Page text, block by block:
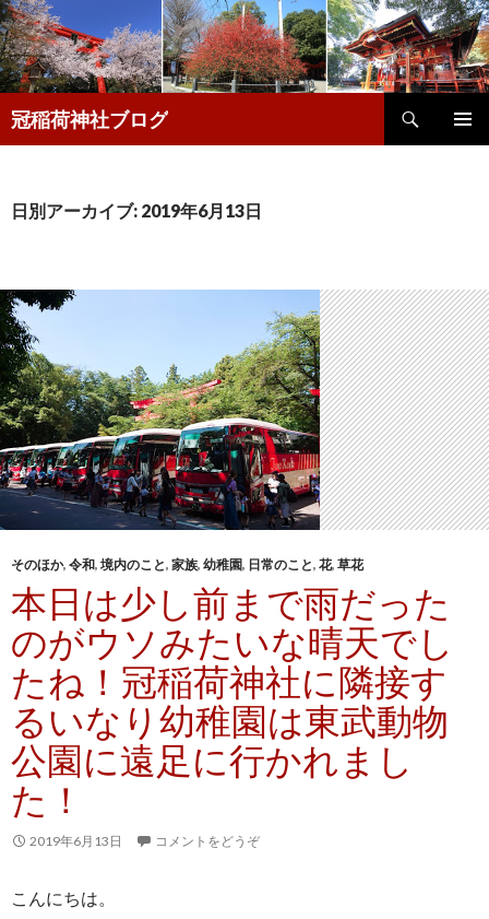
冠稲荷神社ブログ
索
ン
動
日別アーカイブ: 2019年6月13日
そのほか, 令和, 境内のこと, 家族, 幼稚園, 日常のこと, 花, 草花
本日は少し前まで雨だった
のがウソみたいな晴天でし
たね！冠稲荷神社に隣接す
るいなり幼稚園は東武動物
公園に遠足に行かれまし
た！
2019年6月13日 コメントをどうぞ
こんにちは。